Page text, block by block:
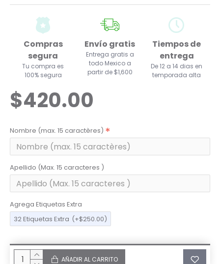
Compras
segura
Tu compra es
100% segura
Envío gratis
Entrega gratis a
todo Mexico a
partir de $1,600
Tiempos de
entrega
De 12 a 14 dias en
temporada alta
$420.00
Nombre (max. 15 caractères)
Apellido (Max. 15 caracteres )
Agrega Etiquetas Extra
32 Etiquetas Extra (+$250.00)
AÑADIR AL CARRITO